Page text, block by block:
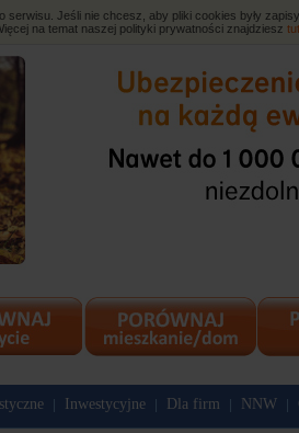
Jeśli nie chcesz, aby pliki cookies były
na temat naszej polityki prywatności znajdziesz
Inwestycyjne Dla firm NNW